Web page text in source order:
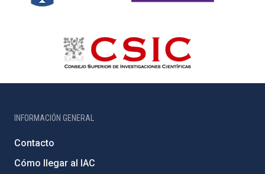
INFORMACIÓN GENERAL
Contacto
Cómo llegar al IAC